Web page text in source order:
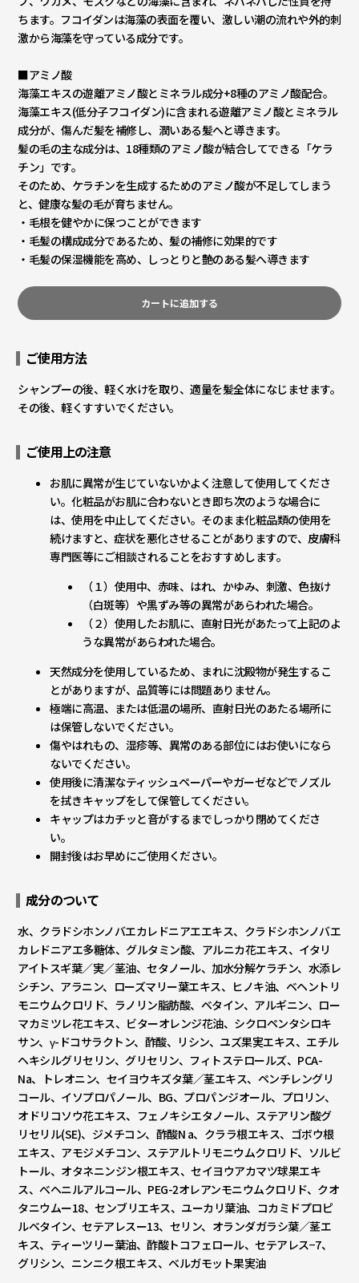
ちます。フコイダンは海藻の表面を覆い、激しい潮の流れや外的刺
激から海藻を守っている成分です。
■アミノ酸
海藻エキスの遊離アミノ酸とミネラル成分+8種のアミノ酸配合。
海藻エキス(低分子フコイダン)に含まれる遊離アミノ酸とミネラル
成分が、傷んだ髪を補修し、潤いある髪へと導きます。
髪の毛の主な成分は、18種類のアミノ酸が結合してできる「ケラ
チン」です。
そのため、ケラチンを生成するためのアミノ酸が不足してしまう
と、健康な髪の毛が育ちません。
・毛根を健やかに保つことができます
・毛髪の構成成分であるため、髪の補修に効果的です
・毛髪の保湿機能を高め、しっとりと艶のある髪へ導きます
カートに追加する
ご使用方法
シャンプーの後、軽く水けを取り、適量を髪全体になじませます。
その後、軽くすすいでください。
ご使用上の注意
お肌に異常が生じていないかよく注意して使用してくださ
い。化粧品がお肌に合わないとき即ち次のような場合に
は、使用を中止してください。そのまま化粧品類の使用を
続けますと、症状を悪化させることがありますので、皮膚科
専門医等にご相談されることをおすすめします。
（１）使用中、赤味、はれ、かゆみ、刺激、色抜け
（白斑等）や黒ずみ等の異常があらわれた場合。
（２）使用したお肌に、直射日光があたって上記のよ
うな異常があらわれた場合。
天然成分を使用しているため、まれに沈殿物が発生するこ
とがありますが、品質等には問題ありません。
極端に高温、または低温の場所、直射日光のあたる場所に
は保管しないでください。
傷やはれもの、湿疹等、異常のある部位にはお使いになら
ないでください。
使用後に清潔なティッシュペーパーやガーゼなどでノズル
を拭きキャップをして保管してください。
キャップはカチッと音がするまでしっかり閉めてくださ
い。
開封後はお早めにご使用ください。
成分のついて
水、クラドシホンノバエカレドニアエエキス、クラドシホンノバエ
カレドニアエ多糖体、グルタミン酸、アルニカ花エキス、イタリ
アイトスギ葉／実／茎油、セタノール、加水分解ケラチン、水添レ
シチン、アラニン、ローズマリー葉エキス、ヒノキ油、ベヘントリ
モニウムクロリド、ラノリン脂肪酸、ベタイン、アルギニン、ロー
マカミツレ花エキス、ビターオレンジ花油、シクロペンタシロキ
サン、γ-ドコサラクトン、酢酸、リシン、ユズ果実エキス、エチル
ヘキシルグリセリン、グリセリン、フィトステロールズ、PCA-
Na、トレオニン、セイヨウキズタ葉／茎エキス、ペンチレングリ
コール、イソプロパノール、BG、プロパンジオール、プロリン、
オドリコソウ花エキス、フェノキシエタノール、ステアリン酸グ
リセリル(SE)、ジメチコン、酢酸N a、クララ根エキス、ゴボウ根
エキス、アモジメチコン、ステアルトリモニウムクロリド、ソルビ
トール、オタネニンジン根エキス、セイヨウアカマツ球果エキ
ス、べヘニルアルコール、PEG-2オレアンモニウムクロリド、クオ
タニウムー18、センブリエキス、ユーカリ葉油、コカミドプロピ
ルベタイン、セテアレスー13、セリン、オランダガラシ葉／茎エ
キス、ティーツリー葉油、酢酸トコフェロール、セテアレス−7、
グリシン、ニンニク根エキス、ベルガモット果実油